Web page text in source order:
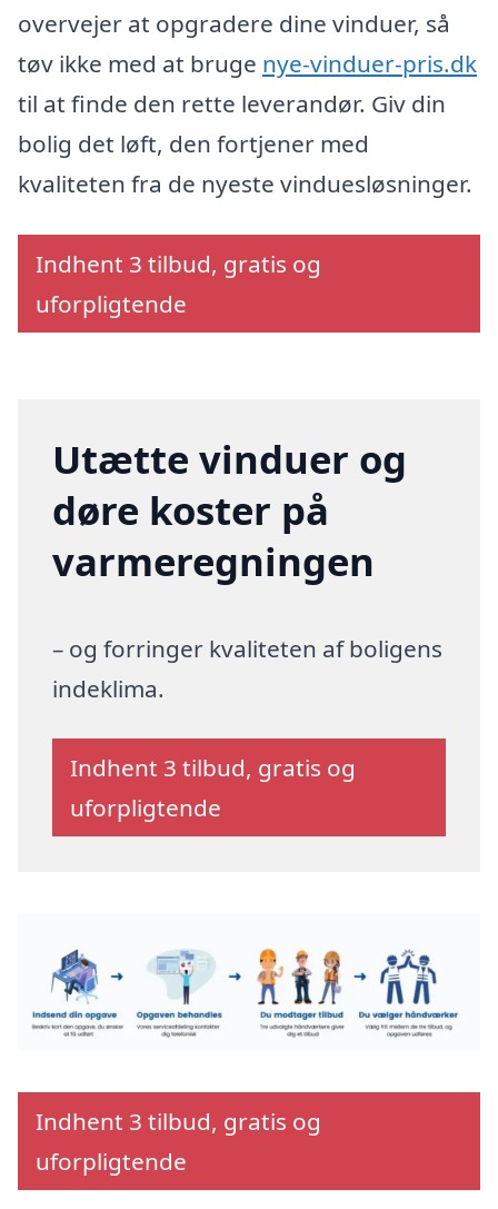
overvejer at opgradere dine vinduer, så
tøv ikke med at bruge nye-vinduer-pris.dk
til at finde den rette leverandør. Giv din
bolig det løft, den fortjener med
kvaliteten fra de nyeste vinduesløsninger.
Indhent 3 tilbud, gratis og
uforpligtende
Utætte vinduer og
døre koster på
varmeregningen
– og forringer kvaliteten af boligens
indeklima.
Indhent 3 tilbud, gratis og
uforpligtende
Indhent 3 tilbud, gratis og
uforpligtende